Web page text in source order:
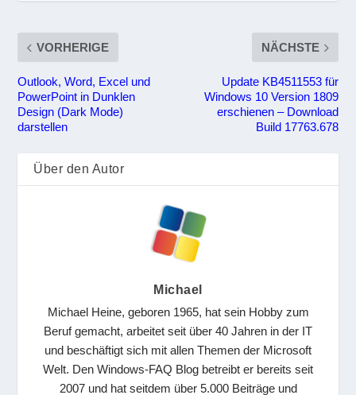
VORHERIGE
Outlook, Word, Excel und
PowerPoint in Dunklen
Design (Dark Mode)
darstellen
NÄCHSTE
Update KB4511553 für
Windows 10 Version 1809
erschienen – Download
Build 17763.678
Über den Autor
Michael
Michael Heine, geboren 1965, hat sein Hobby zum
Beruf gemacht, arbeitet seit über 40 Jahren in der IT
und beschäftigt sich mit allen Themen der Microsoft
Welt. Den Windows-FAQ Blog betreibt er bereits seit
2007 und hat seitdem über 5.000 Beiträge und